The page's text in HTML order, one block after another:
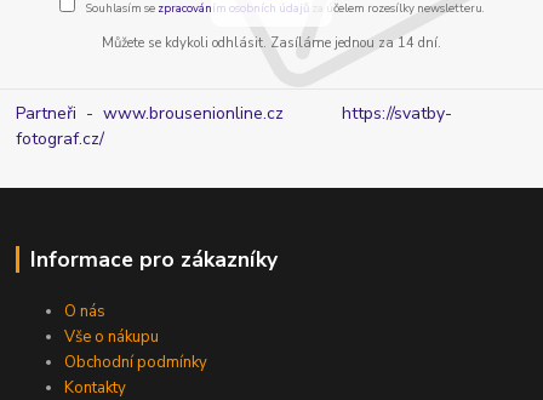
Souhlasím se zpracováním osobních údajůza účelem rozesílky newsletteru.
Můžete se kdykoli odhlásit. Zasíláme jednou za 14 dní.
Partneři - www.brousenionline.czhttps://svatby-
fotograf.cz/
Informace pro zákazníky
O nás
Vše o nákupu
Obchodní podmínky
Kontakty